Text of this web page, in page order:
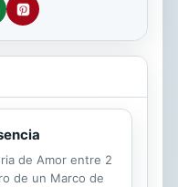
de Amor entre 2
de un Marco de